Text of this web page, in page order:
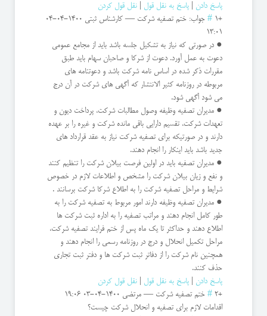
پاسخ دادن
پاسخ به نقل قول
نقل قول کردن
+1
# جواب: ختم تصفیه شرکت — کارشناس ثبتی
1400-04-04
13:01
● در صورتی که نیاز به تشکیل جلسه باشد باید از مجامع عمومی
دعوت به عمل آورد. دعوت از شرکا و صاحبان سهام باید طبق
مقررات ذکر شده در اساس نامه شرکت باشد و دعوتنامه های
مربوطه در روزنامه کثیر الانتشار که آگهی های شرکت در آن درج
می شود آگهی شود.
● مدیران تصفیه وظیفه وصول مطالبات شرکت، پرداخت دیون و
تعهدات شرکت، تقسیم دارایی باقی مانده شرکت و غیره را بر عهده
دارند و در صورتیکه برای تصفیه شرکت نیاز به عقد قرارداد های
جدید باشد باید اینکار را انجام دهند.
● مدیران تصفیه باید در اولین فرصت بیلان شرکت را تنظیم کنند
و نفع و زیان بیلان شرکت را مشخص و اطلاعات لازم در خصوص
شرایط و مراحل تصفیه شرکت را به اطلاع شرکا شرکت برسانند .
● مدیران تصفیه وظیفه دارند امور مربوط به تصفیه شرکت را به
طور کامل انجام دهند و مراتب تصفیه را به اداره ثبت شرکت ها
اطلاع دهند و حداکثر تا یک ماه پس از ختم فرایند تصفیه شرکت،
مراحل تکمیل انحلال و درج در روزنامه رسمی را انجام دهند و
همچنین نام شرکت را از دفاتر ثبت شرکت ها و دفتر ثبت تجاری
حذف کنند.
پاسخ دادن
پاسخ به نقل قول
نقل قول کردن
+2
# ختم تصفیه شرکت — مرتضی 1400-04-03 19:06
اقدامات لازم برای تصفیه و انحلال شرکت چیست؟